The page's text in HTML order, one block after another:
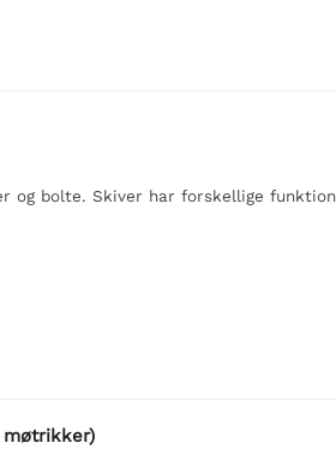
bolte. Skiver har forskellige